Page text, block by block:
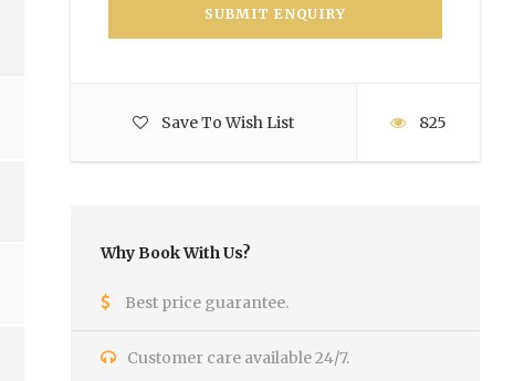
Save To Wish List 825
Why Book With Us?
Best price guarantee.
Customer care available 24/7.